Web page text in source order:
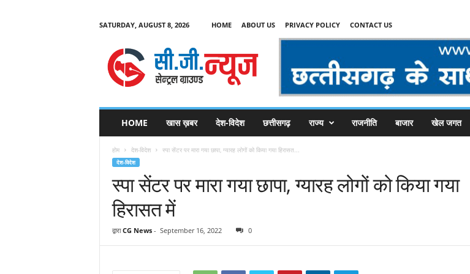
SATURDAY, AUGUST 8, 2026 HOME ABOUT US PRIVACY POLICY CONTACT US
C
HOME खास ख़बर देश-विदेश छत्तीसगढ़ राज्य राजनीति बाजार खेल जगत
होम देश-विदेश स्पा सेंटर पर मारा गया छापा, ग्यारह लोगों को किया गया हिरासत...
देश-विदेश
स्पा सेंटर पर मारा गया छापा, ग्यारह लोगों को किया गया
हिरासत में
द्वारा CG News- September 16, 2022 0